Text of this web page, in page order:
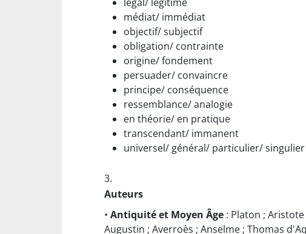
médiat/ immédiat
objectif/ subjectif
obligation/ contrainte
origine/ fondement
persuader/ convaincre
principe/ conséquence
ressemblance/ analogie
en théorie/ en pratique
transcendant/ immanent
universel/ général/ particulier/ singulier
3.
Auteurs
• Antiquité et Moyen Âge : Platon ;
Augustin ; Averroès ; Anselme ; Thomas